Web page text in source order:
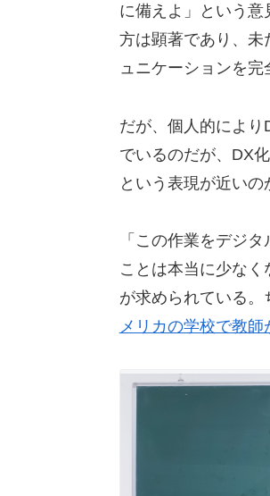
に備えよ」という
方は顕著であり、未
ュニケーションを完
だが、個人的によ
でいるのだが、DX
という表現が近いの
「この作業をデジ
ことは本当に少な
が求められている
メリカの学校で教